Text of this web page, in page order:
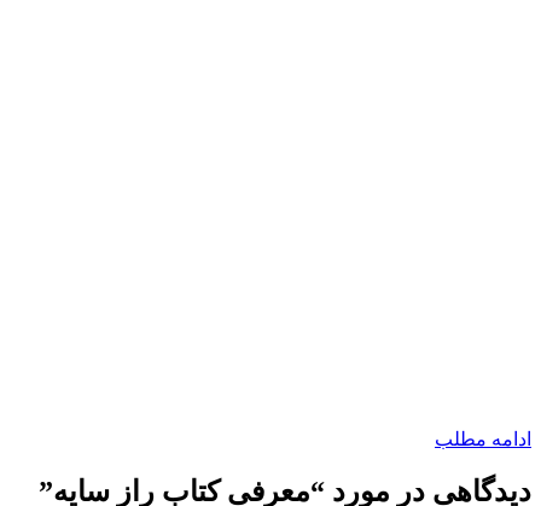
ادامه مطلب
دیدگاهی در مورد “معرفی کتاب راز سایه”